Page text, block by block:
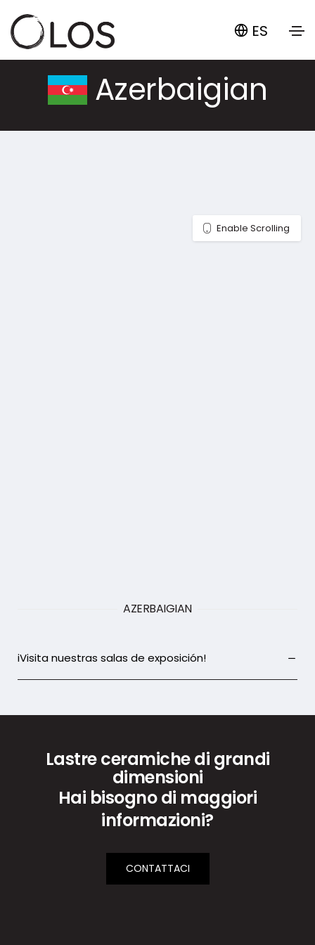
ES
Azerbaigian
Enable Scrolling
AZERBAIGIAN
iVisita nuestras salas de exposición!
Lastre ceramiche di grandi
dimensioni
Hai bisogno di maggiori
informazioni?
CONTATTACI